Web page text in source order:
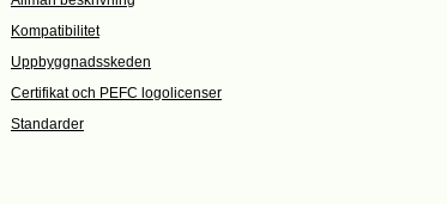
Kompatibilitet
Uppbyggnadsskeden
Certifikat och PEFC logolicenser
Standarder